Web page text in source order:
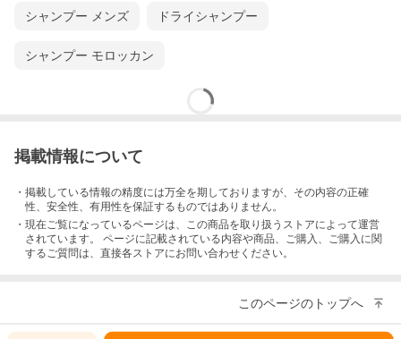
シャンプー メンズ ドライシャンプー
シャンプー モロッカン
掲載情報について
・掲載している情報の精度には万全を期しておりますが、その内容の正確
性、安全性、有用性を保証するものではありません。
・現在ご覧になっているページは、この商品を取り扱うストアによって運営
されています。 ページに記載されている内容や商品、ご購入 、ご購入に関
するご質問は、直接各ストアにお問い合わせください。
このページのトップへ